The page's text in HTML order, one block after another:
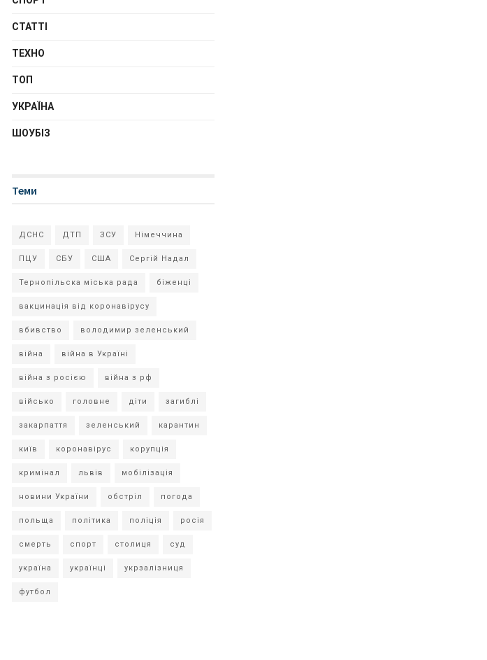
СТАТТІ
ТЕХНО
ТОП
УКРАЇНА
ШОУБІЗ
Теми
ДСНС ДТП ЗСУ Німеччина
ПЦУ СБУ США Сергій Надал
Тернопільска міська рада біженці
вакцинація від коронавірусу
вбивство володимир зеленський
війна війна в Україні
війна з росією війна з рф
військо головне діти загиблі
закарпаття зеленський карантин
київ коронавірус корупція
кримінал львів мобілізація
новини України обстріл погода
польща політика поліція росія
смерть спорт столиця суд
україна українці укрзалізниця
футбол